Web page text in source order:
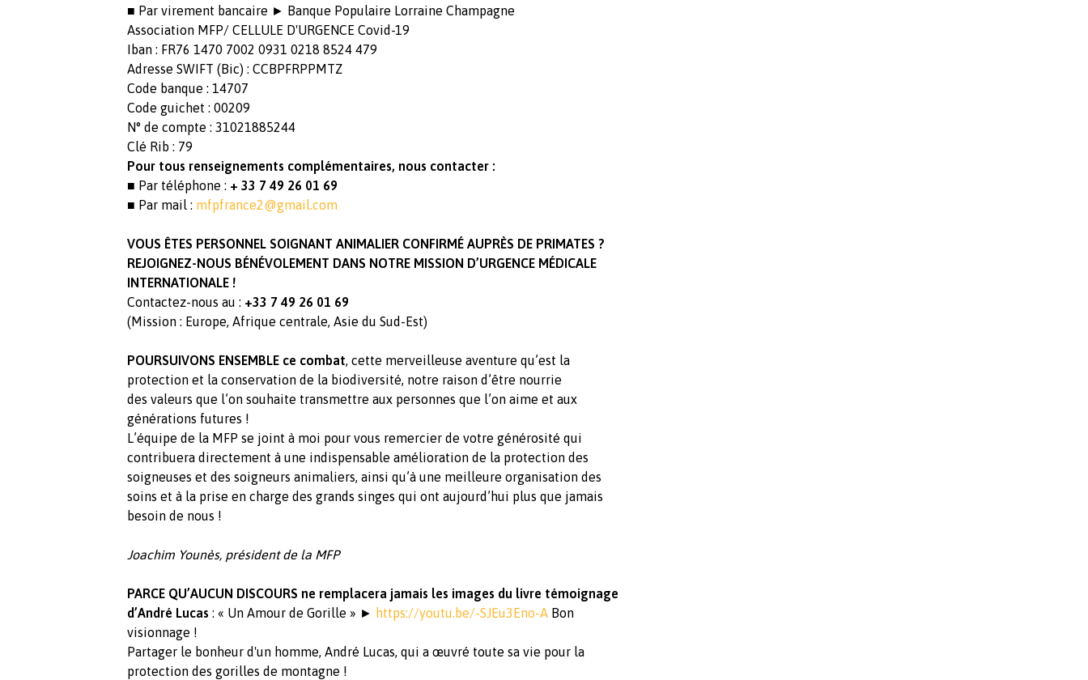
■ Par virement bancaire ► Banque Populaire Lorraine Champagne
Association MFP/ CELLULE D'URGENCE Covid-19
Iban : FR76 1470 7002 0931 0218 8524 479
Adresse SWIFT (Bic) : CCBPFRPPMTZ
Code banque : 14707
Code guichet : 00209
N° de compte : 31021885244
Clé Rib : 79
Pour tous renseignements complémentaires, nous contacter :
■ Par téléphone : + 33 7 49 26 01 69
■ Par mail : mfpfrance2@gmail.com
VOUS ÊTES PERSONNEL SOIGNANT ANIMALIER CONFIRMÉ AUPRÈS DE PRIMATES ?
REJOIGNEZ-NOUS BÉNÉVOLEMENT DANS NOTRE MISSION D’URGENCE MÉDICALE
INTERNATIONALE !
Contactez-nous au : +33 7 49 26 01 69
(Mission : Europe, Afrique centrale, Asie du Sud-Est)
POURSUIVONS ENSEMBLE ce combat, cette merveilleuse aventure qu’est la
protection et la conservation de la biodiversité, notre raison d’être nourrie
des valeurs que l’on souhaite transmettre aux personnes que l’on aime et aux
générations futures !
L’équipe de la MFP se joint à moi pour vous remercier de votre générosité qui
contribuera directement à une indispensable amélioration de la protection des
soigneuses et des soigneurs animaliers, ainsi qu’à une meilleure organisation des
soins et à la prise en charge des grands singes qui ont aujourd’hui plus que jamais
besoin de nous !
Joachim Younès, président de la MFP
PARCE QU’AUCUN DISCOURS ne remplacera jamais les images du livre témoignage
d’André Lucas : « Un Amour de Gorille » ► https://youtu.be/-SJEu3Eno-A Bon
visionnage !
Partager le bonheur d'un homme, André Lucas, qui a œuvré toute sa vie pour la
protection des gorilles de montagne !